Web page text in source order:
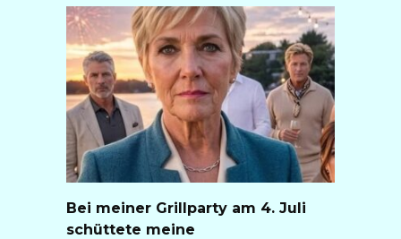
Bei meiner Grillparty am 4. Juli
schüttete meine